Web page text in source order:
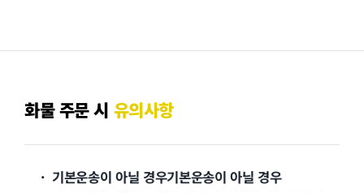
화물 주문 시 유의사항
· 기본운송이 아닐 경우기본운송이 아닐 경우